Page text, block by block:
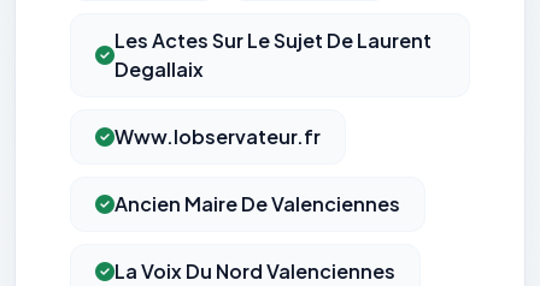
Les Actes Sur Le Sujet De Laurent
Degallaix
Www.lobservateur.fr
Ancien Maire De Valenciennes
La Voix Du Nord Valenciennes